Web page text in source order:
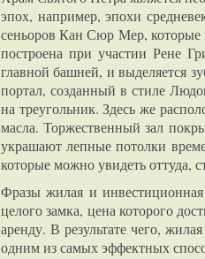
эпох, например, эпохи
сеньоров Кан Сюр Мер, которые
построена при участии Рене
главной башней, и выделяется
портал, созданный в стиле
на треугольник. Здесь же
масла. Торжественный зал
украшают лепные потолки
которые можно увидеть оттуда,
Фразы жилая и
целого замка, цена которого
аренду. В результате чего,
одним из самых эффектных